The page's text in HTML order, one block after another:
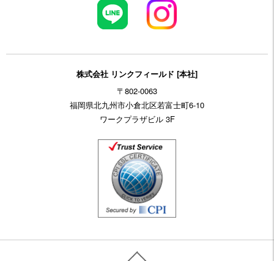
株式会社 リンクフィールド [本社]
〒802-0063
福岡県北九州市小倉北区若富士町6-10
ワークプラザビル 3F